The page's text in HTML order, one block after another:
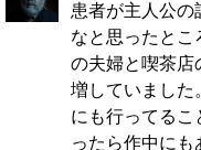
患者が主人公の
なと思ったとこ
の夫婦と喫茶店
増していました
にも行ってるこ
ったら作中に